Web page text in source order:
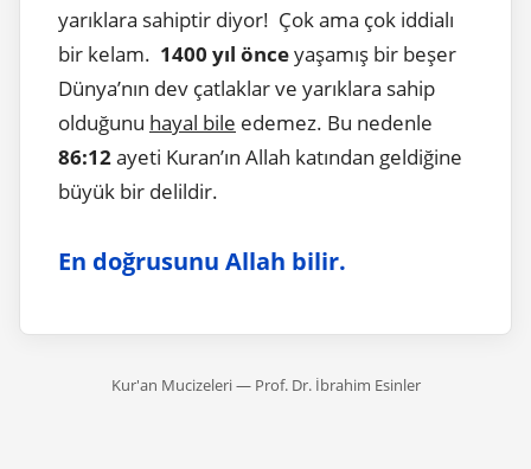
yarıklara sahiptir diyor! Çok ama çok iddialı
bir kelam. 1400 yıl önceyaşamış bir beşer
Dünya’nın dev çatlaklar ve yarıklara sahip
olduğunu hayal bile edemez. Bu nedenle
86:12ayeti Kuran’ın Allah katından geldiğine
büyük bir delildir.
En doğrusunu Allah bilir.
Kur'an Mucizeleri — Prof. Dr. İbrahim Esinler